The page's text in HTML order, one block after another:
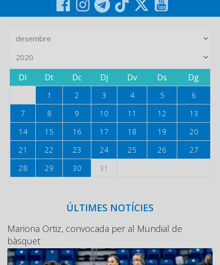
Dl Dt Dc Dj Dv Ds Dg
1 2 3 4 5
6
7
8 9 10 11 12
13
14
15 16 17 18 19
20
21
22 23 24 25 26
27
28
29 30 31
ÚLTIMES NOTÍCIES
Mariona Ortiz, convocada per al Mundial de
bàsquet